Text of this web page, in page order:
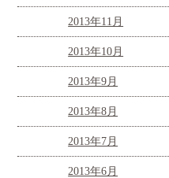
2013年11月
2013年10月
2013年9月
2013年8月
2013年7月
2013年6月